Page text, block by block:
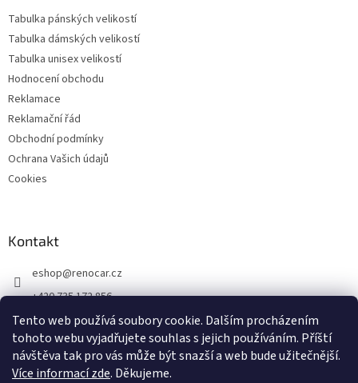
Tento web používá soubory cookie. Dalším procházením
tohoto webu vyjadřujete souhlas s jejich používáním. Příští
návštěva tak pro vás může být snazší a web bude užitečnější.
Více informací zde. Děkujeme.
Tabulka pánských velikostí
Tabulka dámských velikostí
Tabulka unisex velikostí
Hodnocení obchodu
Reklamace
Reklamační řád
Obchodní podmínky
Ochrana Vašich údajů
Cookies
Kontakt
eshop@renocar.cz
+420 735 172 856
Přidejte se k nám!
renocar_a.s